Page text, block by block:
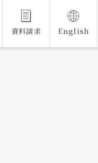
資料請求 English